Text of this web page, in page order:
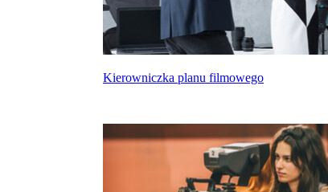
Kierowniczka planu filmowego